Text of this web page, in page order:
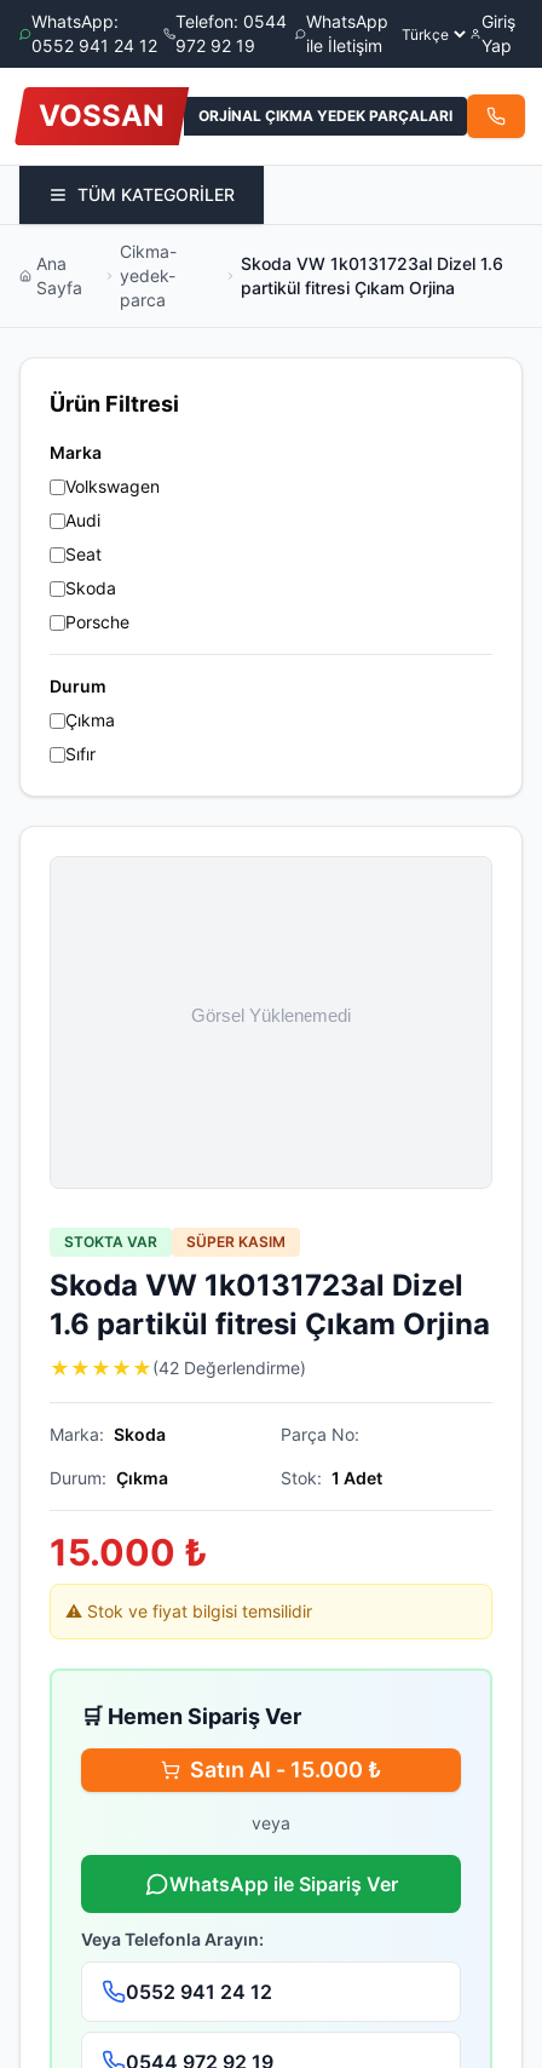
WhatsApp:
0552 941 24 12
Telefon: 0544
972 92 19
WhatsApp
ile İletişim
Giriş
Yap
VOSSAN ORJİNAL ÇIKMA YEDEK PARÇALARI
TÜM KATEGORİLER
Ana
Sayfa
Cikma-
yedek-
parca
Skoda VW 1k0131723al Dizel 1.6
partikül fitresi Çıkam Orjina
Ürün Filtresi
Marka
Volkswagen
Audi
Seat
Skoda
Porsche
Durum
Çıkma
Sıfır
STOKTA VAR SÜPER KASIM
Skoda VW 1k0131723al Dizel
1.6 partikül fitresi Çıkam Orjina
★ ★ ★ ★ ★(42 Değerlendirme)
Marka: Skoda Parça No:
Durum: Çıkma Stok: 1 Adet
15.000 ₺
⚠️ Stok ve fiyat bilgisi temsilidir
🛒 Hemen Sipariş Ver
Satın Al - 15.000 ₺
veya
WhatsApp ile Sipariş Ver
Veya Telefonla Arayın:
0552 941 24 12
0544 972 92 19